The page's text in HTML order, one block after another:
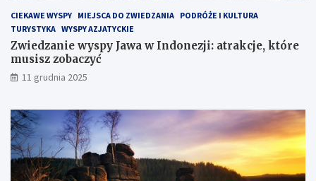
s
k
i
m
?
CIEKAWE WYSPY MIEJSCA DO ZWIEDZANIA PODRÓŻE I KULTURA
TURYSTYKA WYSPY AZJATYCKIE
Zwiedzanie wyspy Jawa w Indonezji: atrakcje, które
musisz zobaczyć
11 grudnia 2025